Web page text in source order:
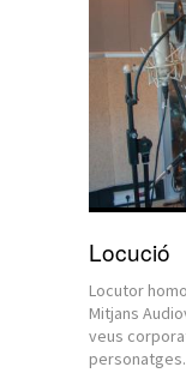
Locució
Locutor
Mitjans
veus
personatges.